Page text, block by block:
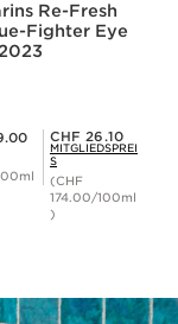
Re-Fresh
Fighter Eye
Mitgliederpreis CHF 26.10
CHF 26.10
MITGLIEDSPREI
S
(CHF
174.00/100ml
)